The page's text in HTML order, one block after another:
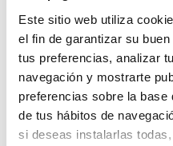
Este sitio web utiliza
el fin de garantizar su
tus preferencias, analizar
navegación y mostrarte
preferencias sobre la base
de tus hábitos de
si deseas instalarlas
Unidad 130 ml 5,49 €
COMBINABLE